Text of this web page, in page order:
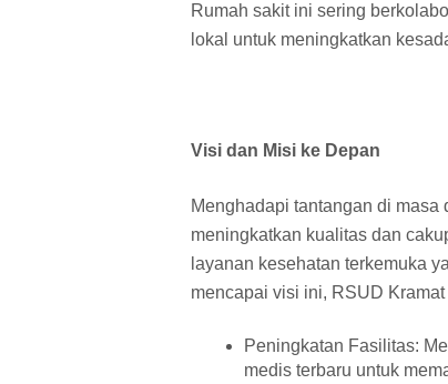
Rumah sakit ini sering
lokal untuk meningkatkan
Visi dan Misi ke Depan
Menghadapi tantangan di
meningkatkan kualitas dan
layanan kesehatan terkemuka
mencapai visi ini, RSUD
Peningkatan Fasilitas:
medis terbaru untuk